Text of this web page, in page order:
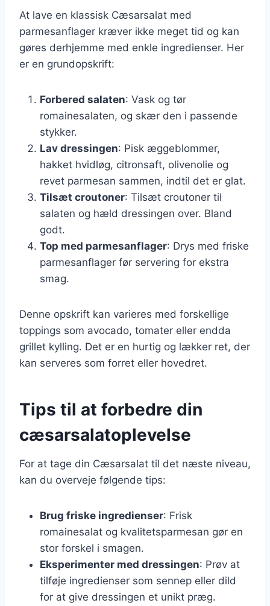
At lave en klassisk Cæsarsalat med
parmesanflager kræver ikke meget tid og kan
gøres derhjemme med enkle ingredienser. Her
er en grundopskrift:
Forbered salaten: Vask og tør
romainesalaten, og skær den i passende
stykker.
Lav dressingen: Pisk æggeblommer,
hakket hvidløg, citronsaft, olivenolie og
revet parmesan sammen, indtil det er glat.
Tilsæt croutoner: Tilsæt croutoner til
salaten og hæld dressingen over. Bland
godt.
Top med parmesanflager: Drys med friske
parmesanflager før servering for ekstra
smag.
Denne opskrift kan varieres med forskellige
toppings som avocado, tomater eller endda
grillet kylling. Det er en hurtig og lækker ret, der
kan serveres som forret eller hovedret.
Tips til at forbedre din
cæsarsalatoplevelse
For at tage din Cæsarsalat til det næste niveau,
kan du overveje følgende tips:
Brug friske ingredienser: Frisk
romainesalat og kvalitetsparmesan gør en
stor forskel i smagen.
Eksperimenter med dressingen: Prøv at
tilføje ingredienser som sennep eller dild
for at give dressingen et unikt præg.